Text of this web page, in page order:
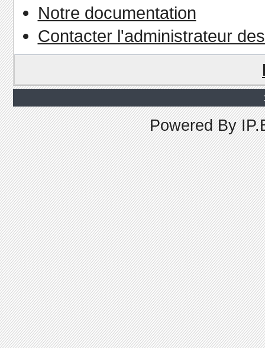
Notre documentation
Contacter l'administrateur
Powered By